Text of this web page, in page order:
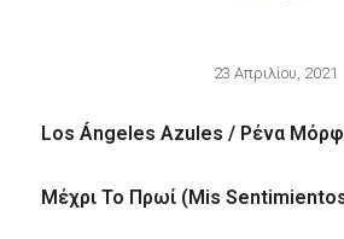
23 Απριλίου, 2021
Los Ángeles Azules / Ρένα
Μέχρι Το Πρωί (Mis